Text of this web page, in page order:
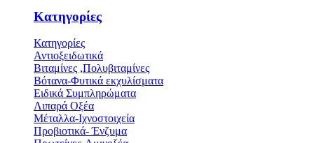
Κατηγορίες
Κατηγορίες
Αντιοξειδωτικά
Βιταμίνες ,Πολυβιταμίνες
Βότανα-Φυτικά εκχυλίσματα
Ειδικά Συμπληρώματα
Λιπαρά Οξέα
Μέταλλα-Ιχνοστοιχεία
Προβιοτικά- Ένζυμα